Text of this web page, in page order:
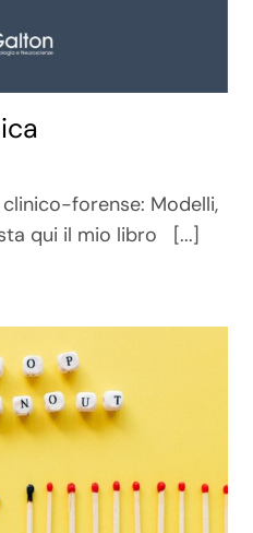
forense: Modelli,
qui il mio libro [...]